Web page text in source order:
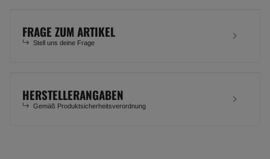
FRAGE ZUM ARTIKEL
Stell uns deine Frage
HERSTELLERANGABEN
Gemäß Produktsicherheitsverordnung